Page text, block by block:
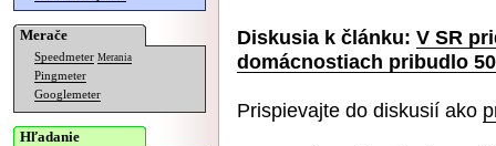
Merače
Speedmeter Merania
Pingmeter
Googlemeter
Hľadanie
Diskusia k článku: V SR
domácnostiach pribudlo
Prispievajte do diskusií ako